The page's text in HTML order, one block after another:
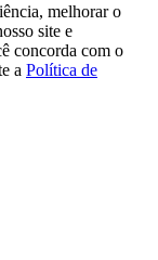
melhorar o
site e
concorda com o
a Política de